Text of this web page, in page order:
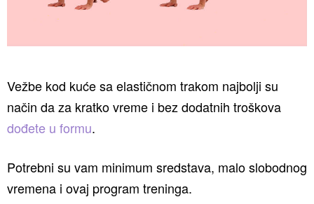
Vežbe kod kuće sa elastičnom trakom najbolji su
način da za kratko vreme i bez dodatnih troškova
dođete u formu.
Potrebni su vam minimum sredstava, malo slobodnog
vremena i ovaj program treninga.